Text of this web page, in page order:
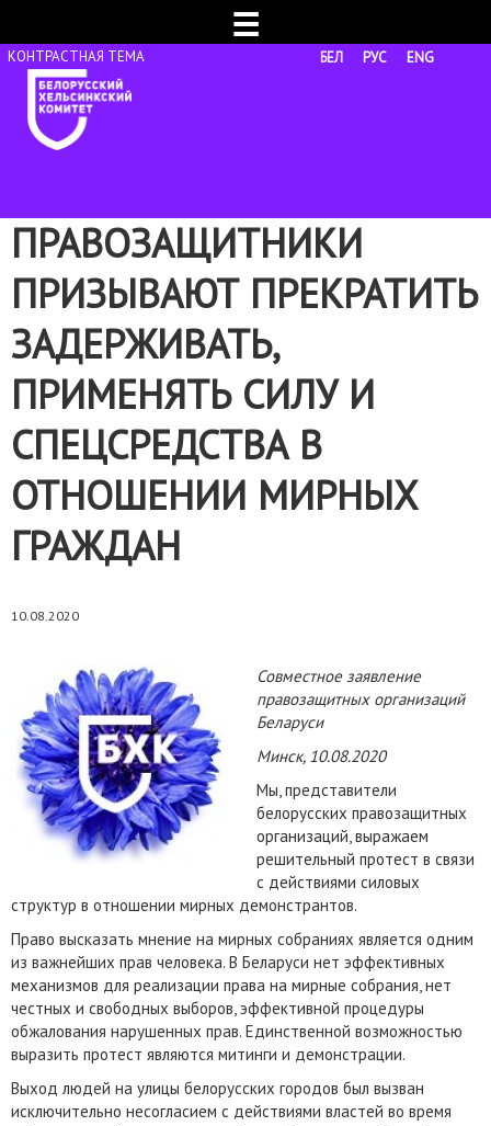
☰
БЕЛ РУС ENG
ПРАВОЗАЩИТНИКИ
ПРИЗЫВАЮТ ПРЕКРАТИТЬ
ЗАДЕРЖИВАТЬ,
ПРИМЕНЯТЬ СИЛУ И
СПЕЦСРЕДСТВА В
ОТНОШЕНИИ МИРНЫХ
ГРАЖДАН
10.08.2020
Совместное заявление
правозащитных организаций
Беларуси
Минск, 10.08.2020
Мы, представители
белорусских правозащитных
организаций, выражаем
решительный протест в связи
с действиями силовых
структур в отношении мирных демонстрантов.
Право высказать мнение на мирных собраниях является одним
из важнейших прав человека. В Беларуси нет эффективных
механизмов для реализации права на мирные собрания, нет
честных и свободных выборов, эффективной процедуры
обжалования нарушенных прав. Единственной возможностью
выразить протест являются митинги и демонстрации.
Выход людей на улицы белорусских городов был вызван
исключительно несогласием с действиями властей во время